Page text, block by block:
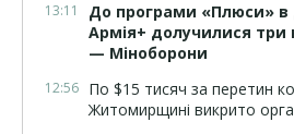
13:11
До програми «Плюси» в
Армія+ долучилися три
— Міноборони
12:56 По $15 тисяч за перетин
Житомирщині викрито